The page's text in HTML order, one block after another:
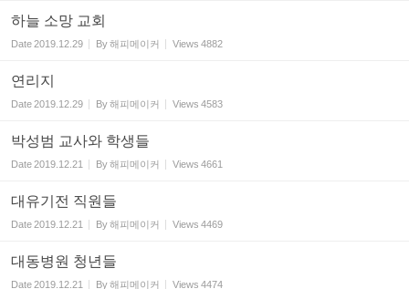
하늘 소망 교회
Date2019.12.29 By해피메이커 Views 4882
연리지
Date2019.12.29 By해피메이커 Views 4583
박성범 교사와 학생들
Date2019.12.21 By해피메이커 Views 4661
대유기전 직원들
Date2019.12.21 By해피메이커 Views 4469
대동병원 청년들
Date2019.12.21 By해피메이커 Views 4474